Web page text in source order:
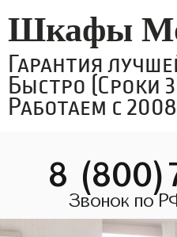
Шкафы
Гарантия
Быстро (Сроки
Работаем с
8
Звонок по